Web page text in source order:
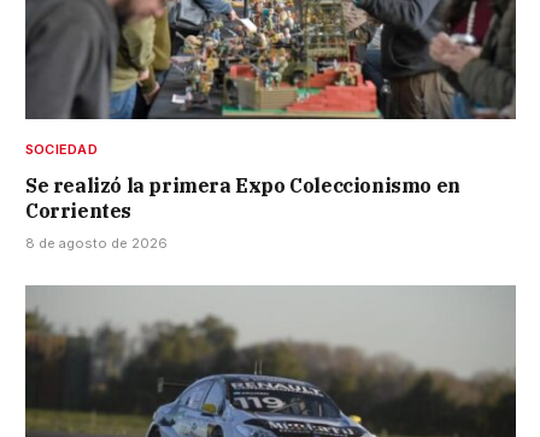
SOCIEDAD
Se realizó la primera Expo Coleccionismo en
Corrientes
8 de agosto de 2026